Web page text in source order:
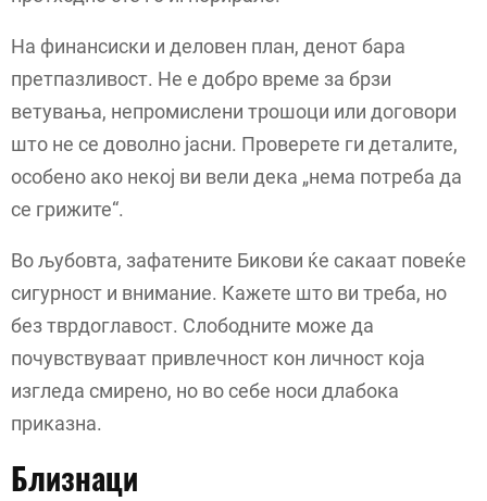
На финансиски и деловен план, денот бара
претпазливост. Не е добро време за брзи
ветувања, непромислени трошоци или договори
што не се доволно јасни. Проверете ги деталите,
особено ако некој ви вели дека „нема потреба да
се грижите“.
Во љубовта, зафатените Бикови ќе сакаат повеќе
сигурност и внимание. Кажете што ви треба, но
без тврдоглавост. Слободните може да
почувствуваат привлечност кон личност која
изгледа смирено, но во себе носи длабока
приказна.
Близнаци